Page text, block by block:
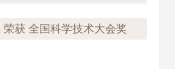
荣获 全国科学技术大会奖